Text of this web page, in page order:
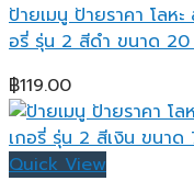
ป้ายเมนู ป้ายราคา โลห
อรี่ รุ่น 2 สีดำ ขนาด
฿119.00
Quick View